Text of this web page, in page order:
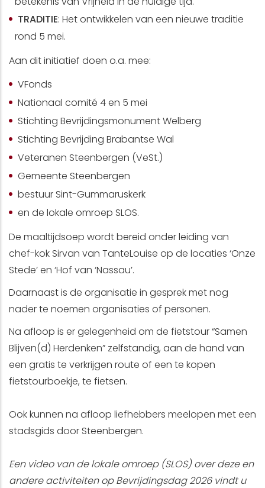
TRADITIE: Het ontwikkelen van een nieuwe traditie
rond 5 mei.
Aan dit initiatief doen o.a. mee:
VFonds
Nationaal comité 4 en 5 mei
Stichting Bevrijdingsmonument Welberg
Stichting Bevrijding Brabantse Wal
Veteranen Steenbergen (VeSt.)
Gemeente Steenbergen
bestuur Sint-Gummaruskerk
en de lokale omroep SLOS.
De maaltijdsoep wordt bereid onder leiding van
chef-kok Sirvan van TanteLouise op de locaties ‘Onze
Stede’ en ‘Hof van ‘Nassau’.
Daarnaast is de organisatie in gesprek met nog
nader te noemen organisaties of personen.
Na afloop is er gelegenheid om de fietstour “Samen
Blijven(d) Herdenken” zelfstandig, aan de hand van
een gratis te verkrijgen route of een te kopen
fietstourboekje, te fietsen.
Ook kunnen na afloop liefhebbers meelopen met een
stadsgids door Steenbergen.
Een video van de lokale omroep (SLOS) over deze en
andere activiteiten op Bevrijdingsdag 2026 vindt u